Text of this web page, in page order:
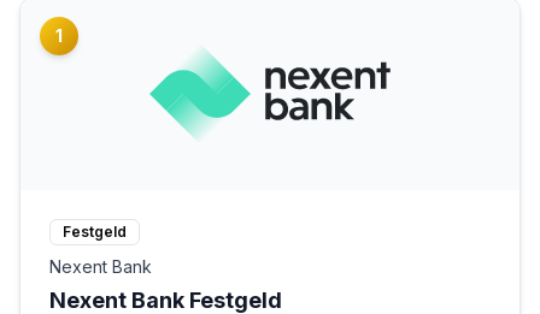
1
Festgeld
Nexent Bank
Nexent Bank Festgeld